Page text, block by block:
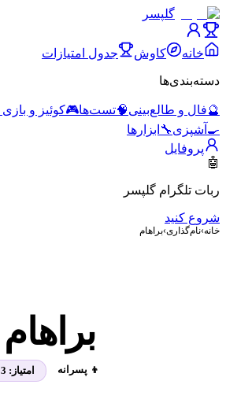
گلپسر
خانه کاوش جدول امتیازات
دسته‌بندی‌ها
🔮فال و طالع‌بینی🧠تست‌ها🎮کوئیز و بازی
🍳 آشپزی🔧 ابزارها
پروفایل
🤖
ربات تلگرام گلپسر
شروع کنید
خانه›نام‌گذاری›براهام
براهام
👦 پسرانه امتیاز: 3